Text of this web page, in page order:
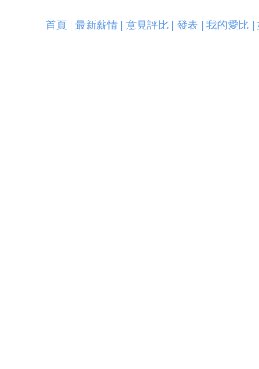
首頁| 最新薪情| 意見評比| 發表| 我的愛比|